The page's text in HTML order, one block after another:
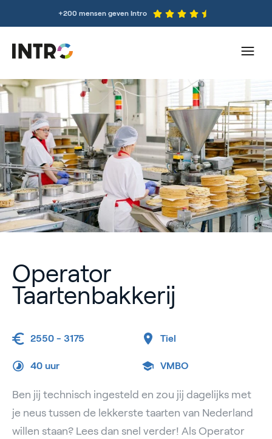
+200 mensen geven Intro
Operator
Taartenbakkerij
2550 - 3175 Tiel
40 uur VMBO
Ben jij technisch ingesteld en zou jij dagelijks met
je neus tussen de lekkerste taarten van Nederland
willen staan? Lees dan snel verder! Als Operator